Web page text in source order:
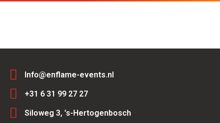
Info@enflame-events.nl
+31 6 31 99 27 27
Siloweg 3, 's-Hertogenbosch